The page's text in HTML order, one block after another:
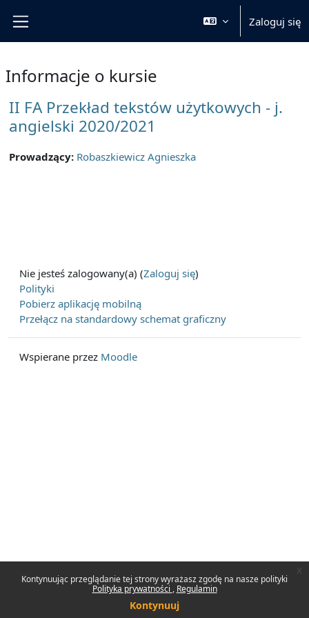
Kontynuując przeglądanie tej strony wyrażasz zgodę na nasze polityki
Polityka prywatności
Regulamin
Kontynuuj
Zaloguj się
Informacje o kursie
II FA Przekład tekstów użytkowych - j.
angielski 2020/2021
Prowadzący: Robaszkiewicz Agnieszka
Nie jesteś zalogowany(a) (Zaloguj się)
Polityki
Pobierz aplikację mobilną
Przełącz na standardowy schemat graficzny
Wspierane przez Moodle